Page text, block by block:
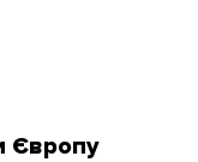
Європу